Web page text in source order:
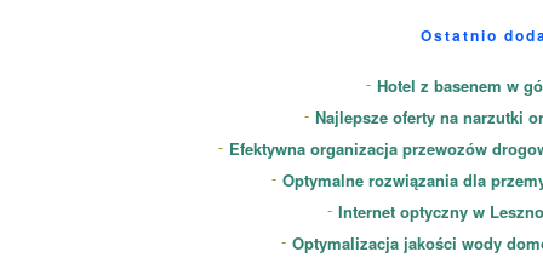
Ostatnio
Hotel z basenem w
Najlepsze oferty na narzutki
Efektywna organizacja przewozów
Optymalne rozwiązania dla
Internet optyczny w
Optymalizacja jakości wody